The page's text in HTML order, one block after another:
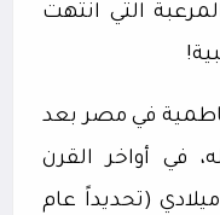
التي انتهت
في مصر بعد
في أواخر القرن
(تحديداً عام